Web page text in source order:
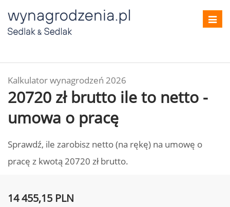
Kalkulator wynagrodzeń 2026
20720 zł brutto ile to netto -
umowa o pracę
Sprawdź, ile zarobisz netto (na rękę) na umowę o
pracę z kwotą 20720 zł brutto.
14 455,15 PLN